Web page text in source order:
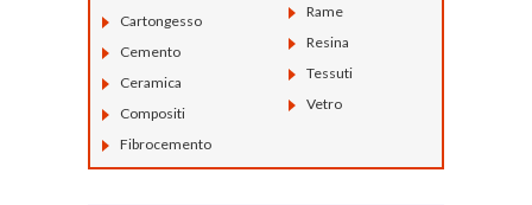
Cartongesso
Cemento
Ceramica
Compositi
Fibrocemento
Rame
Resina
Tessuti
Vetro